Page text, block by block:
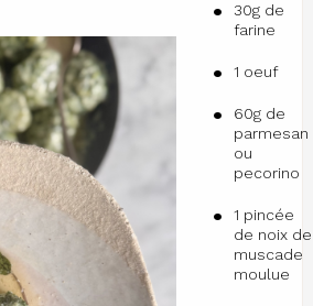
30g de
farine
1 oeuf
60g de
parmesan
ou
pecorino
1 pincée
de noix de
muscade
moulue